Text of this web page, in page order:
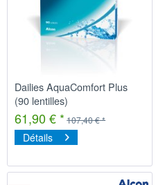
Dailies AquaComfort Plus
(90 lentilles)
61,90 € * 107,40 € *
Détails